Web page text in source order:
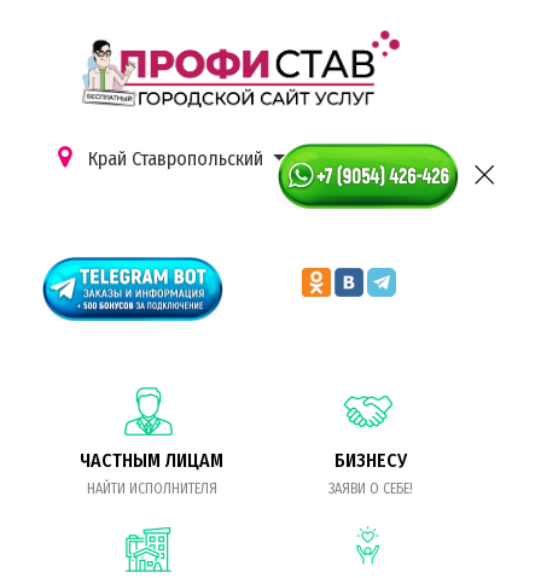
Край Ставропольский
ЧАСТНЫМ ЛИЦАМ
НАЙТИ ИСПОЛНИТЕЛЯ
БИЗНЕСУ
ЗАЯВИ О СЕБЕ!